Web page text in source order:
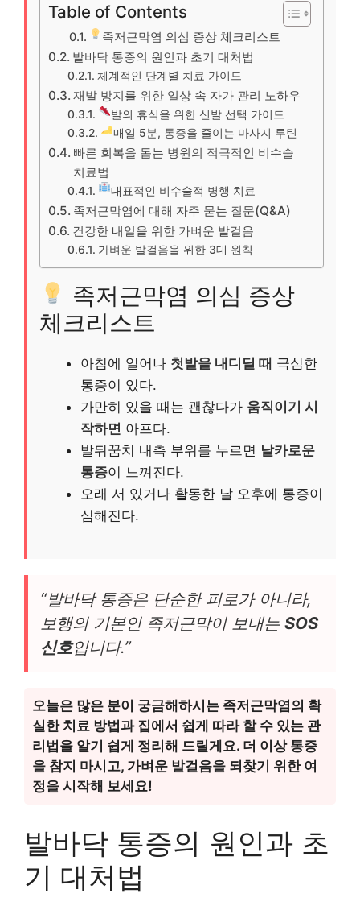
Table of Contents
족저근막염 의심 증상 체크리스트
발바닥 통증의 원인과 초기 대처법
체계적인 단계별 치료 가이드
재발 방지를 위한 일상 속 자가 관리 노하우
발의 휴식을 위한 신발 선택 가이드
매일 5분, 통증을 줄이는 마사지 루틴
빠른 회복을 돕는 병원의 적극적인 비수술
치료법
대표적인 비수술적 병행 치료
족저근막염에 대해 자주 묻는 질문(Q&A)
건강한 내일을 위한 가벼운 발걸음
가벼운 발걸음을 위한 3대 원칙
족저근막염 의심 증상
체크리스트
아침에 일어나 첫발을 내디딜 때 극심한
통증이 있다.
가만히 있을 때는 괜찮다가 움직이기 시
작하면 아프다.
발뒤꿈치 내측 부위를 누르면 날카로운
통증이 느껴진다.
오래 서 있거나 활동한 날 오후에 통증이
심해진다.
“발바닥 통증은 단순한 피로가 아니라,
보행의 기본인 족저근막이 보내는 SOS
신호입니다.”
오늘은 많은 분이 궁금해하시는 족저근막염의 확
실한 치료 방법과 집에서 쉽게 따라 할 수 있는 관
리법을 알기 쉽게 정리해 드릴게요. 더 이상 통증
을 참지 마시고, 가벼운 발걸음을 되찾기 위한 여
정을 시작해 보세요!
발바닥 통증의 원인과 초
기 대처법